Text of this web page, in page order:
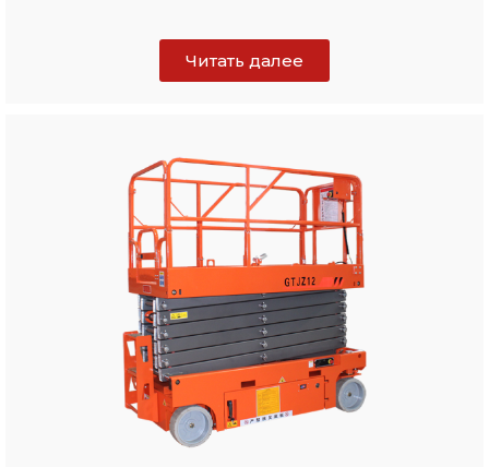
Читать далее